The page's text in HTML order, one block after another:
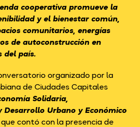
cooperativa promueve la
y el bienestar común,
comunitarios, energías
de autoconstrucción en
del país.
organizado por la
de Ciudades Capitales
Solidaria,
Urbano y Económico
que contó con la presencia de